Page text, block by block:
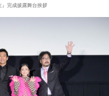
』完成披露舞台挨拶